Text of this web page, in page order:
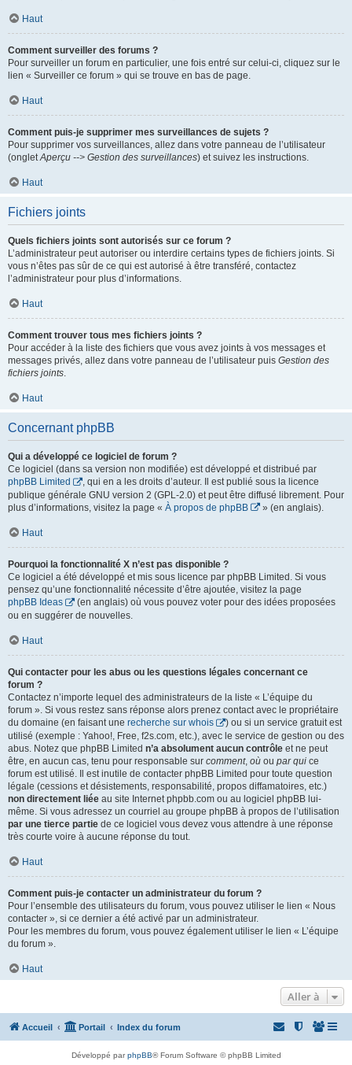
Haut
Comment surveiller des forums ?
Pour surveiller un forum en particulier, une fois entré sur celui-ci, cliquez sur le
lien « Surveiller ce forum » qui se trouve en bas de page.
Haut
Comment puis-je supprimer mes surveillances de sujets ?
Pour supprimer vos surveillances, allez dans votre panneau de l’utilisateur
(ongletAperçu --> Gestion des surveillances) et suivez les instructions.
Haut
Fichiers joints
Quels fichiers joints sont autorisés sur ce forum ?
L’administrateur peut autoriser ou interdire certains types de fichiers joints. Si
vous n’êtes pas sûr de ce qui est autorisé à être transféré, contactez
l’administrateur pour plus d’informations.
Haut
Comment trouver tous mes fichiers joints ?
Pour accéder à la liste des fichiers que vous avez joints à vos messages et
messages privés, allez dans votre panneau de l’utilisateur puis Gestion des
fichiers joints.
Haut
Concernant phpBB
Qui a développé ce logiciel de forum ?
Ce logiciel (dans sa version non modifiée) est développé et distribué par
phpBB Limited
, qui en a les droits d’auteur. Il est publié sous la licence
publique générale GNU version 2 (GPL-2.0) et peut être diffusé librement. Pour
plus d’informations, visitez la page « À propos de phpBB » (en anglais).
Haut
Pourquoi la fonctionnalité X n’est pas disponible ?
Ce logiciel a été développé et mis sous licence par phpBB Limited. Si vous
pensez qu’une fonctionnalité nécessite d’être ajoutée, visitez la page
phpBB Ideas
(en anglais) où vous pouvez voter pour des idées proposées
ou en suggérer de nouvelles.
Haut
Qui contacter pour les abus ou les questions légales concernant ce
forum ?
Contactez n’importe lequel des administrateurs de la liste « L’équipe du
forum ». Si vous restez sans réponse alors prenez contact avec le propriétaire
du domaine (en faisant une recherche sur whois
) ou si un service gratuit est
utilisé (exemple : Yahoo!, Free, f2s.com, etc.), avec le service de gestion ou des
abus. Notez que phpBB Limited n’a absolument aucun contrôle et ne peut
être, en aucun cas, tenu pour responsable sur comment, où ou par qui ce
forum est utilisé. Il est inutile de contacter phpBB Limited pour toute question
légale (cessions et désistements, responsabilité, propos diffamatoires, etc.)
non directement liée au site Internet phpbb.com ou au logiciel phpBB lui-
même. Si vous adressez un courriel au groupe phpBB à propos de l’utilisation
par une tierce partie de ce logiciel vous devez vous attendre à une réponse
très courte voire à aucune réponse du tout.
Haut
Comment puis-je contacter un administrateur du forum ?
Pour l’ensemble des utilisateurs du forum, vous pouvez utiliser le lien « Nous
contacter », si ce dernier a été activé par un administrateur.
Pour les membres du forum, vous pouvez également utiliser le lien « L’équipe
du forum ».
Haut
Aller à
Accueil Portail Index du forum
Développé parphpBB® Forum Software © phpBB Limited